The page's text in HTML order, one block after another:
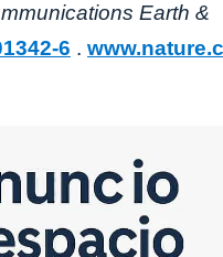
Earth &
6 .